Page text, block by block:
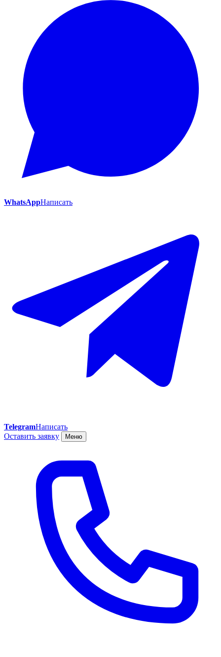
WhatsAppНаписать
TelegramНаписать
Оставить заявку
Меню